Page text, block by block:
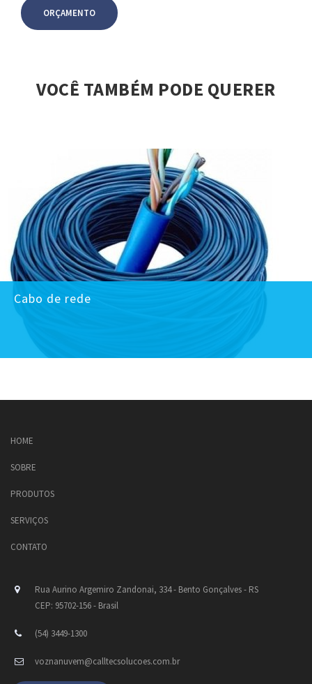
ORÇAMENTO
VOCÊ TAMBÉM PODE QUERER
Cabo de rede
HOME
SOBRE
PRODUTOS
SERVIÇOS
CONTATO
Rua Aurino Argemiro Zandonai, 334 - Bento Gonçalves - RS
CEP: 95702-156 - Brasil
(54) 3449-1300
voznanuvem@calltecsolucoes.com.br